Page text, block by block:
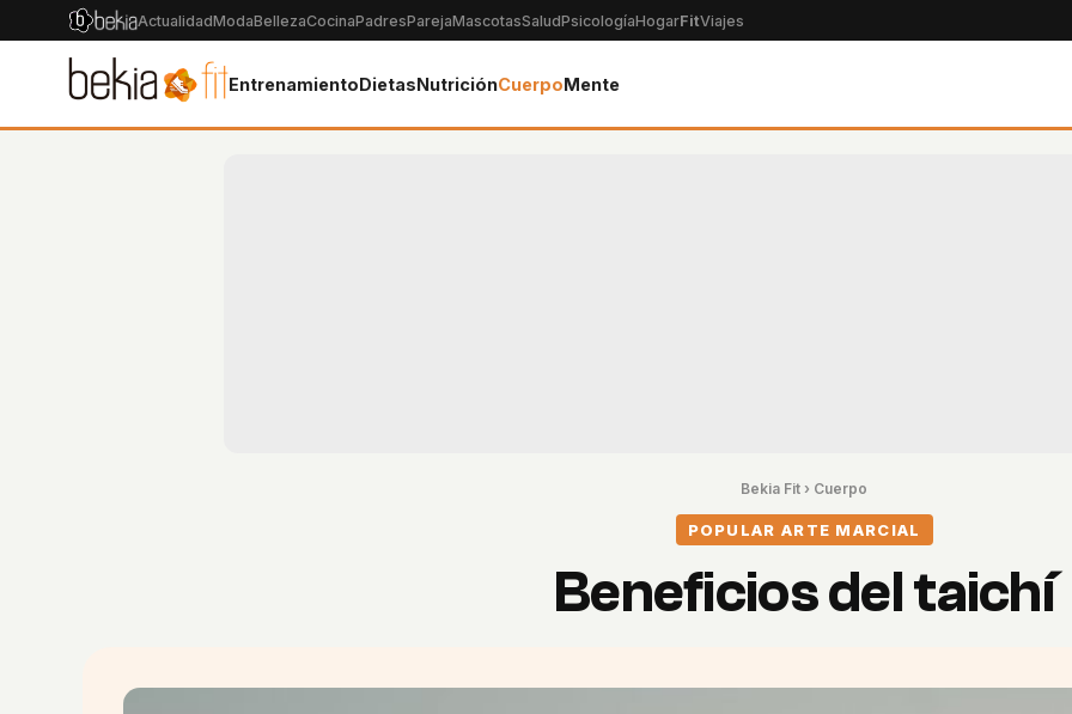
ActualidadModaBellezaCocinaPadresParejaMascotasSaludPsicologíaHogarFitViajes
EntrenamientoDietasNutriciónCuerpoMente
Bekia Fit › Cuerpo
POPULAR ARTE MARCIAL
Beneficios del taichí